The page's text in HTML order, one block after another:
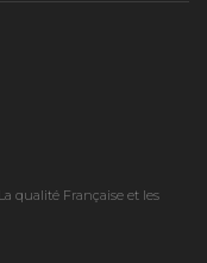
qualité Française et les